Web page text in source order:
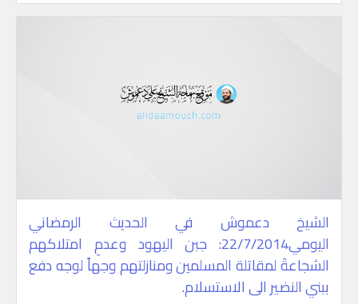
الشيخ دعموش في الحديث الرمضاني
اليومي22/7/2014: جبن اليهود وعدمِ امتلاكهم
الشجاعةَ لمقاتلة المسلمين ومنازلتهم وجهاً لوجه دفع
ببني النضير الى الاستسلام.